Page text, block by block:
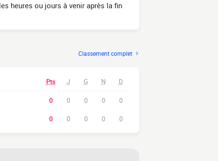
heures ou jours à venir après la fin
Classement complet
Pts J G N D
0 0 0 0 0
0 0 0 0 0